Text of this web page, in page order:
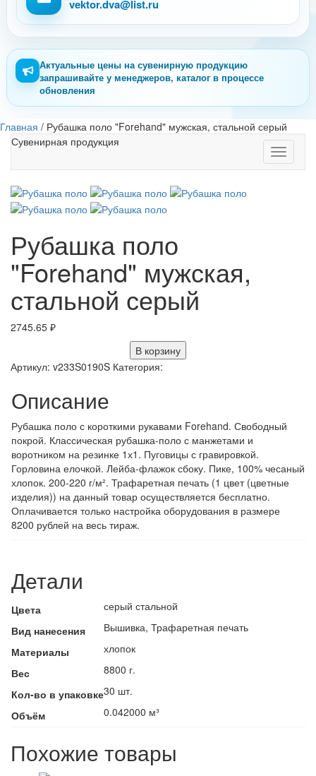
vektor.dva@list.ru
Актуальные цены на сувенирную продукцию
запрашивайте у менеджеров, каталог в процессе
обновления
Главная / Рубашка поло "Forehand" мужская, стальной серый
Toggle
Сувенирная продукция
Рубашка поло
"Forehand" мужская,
стальной серый
2745.65 ₽
В корзину
Артикул: v233S0190S Категория:
Описание
Рубашка поло с короткими рукавами Forehand. Свободный
покрой. Классическая рубашка-поло с манжетами и
воротником на резинке 1х1. Пуговицы с гравировкой.
Горловина елочкой. Лейба-флажок сбоку. Пике, 100% чесаный
хлопок. 200-220 г/м². Трафаретная печать (1 цвет (цветные
изделия)) на данный товар осуществляется бесплатно.
Оплачивается только настройка оборудования в размере
8200 рублей на весь тираж.
Детали
Цвета
серый стальной
Вид нанесения
Вышивка, Трафаретная печать
Материалы
хлопок
Вес
8800 г.
Кол-во в упаковке30 шт.
Объём
0.042000 м³
Похожие товары